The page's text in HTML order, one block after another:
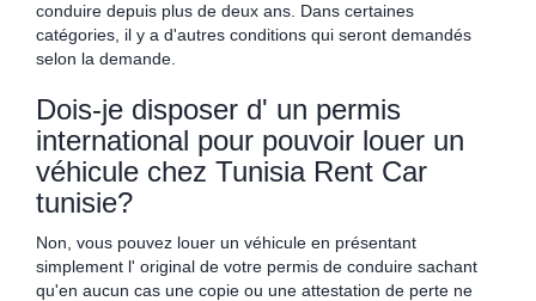
conduire depuis plus de deux ans. Dans certaines
catégories, il y a d'autres conditions qui seront demandés
selon la demande.
Dois-je disposer d' un permis
international pour pouvoir louer un
véhicule chez Tunisia Rent Car
tunisie?
Non, vous pouvez louer un véhicule en présentant
simplement l' original de votre permis de conduire sachant
qu'en aucun cas une copie ou une attestation de perte ne